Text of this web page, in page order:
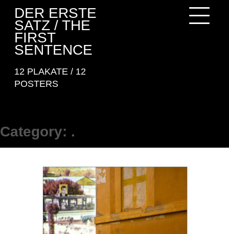
content
DER ERSTE
SATZ / THE
FIRST
SENTENCE
12 PLAKATE / 12
POSTERS
Category: .